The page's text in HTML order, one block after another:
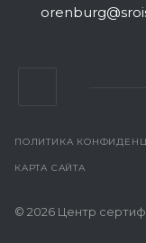
ПОЛИТИКА
КАРТА САЙТА
© 2026 Центр